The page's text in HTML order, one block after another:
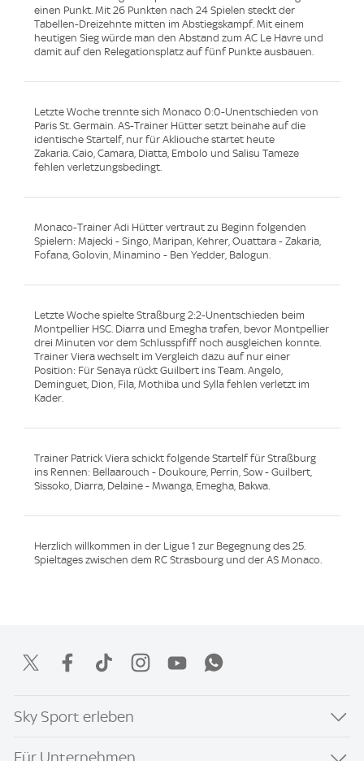
einen Punkt. Mit 26 Punkten nach 24 Spielen steckt der
Tabellen-Dreizehnte mitten im Abstiegskampf. Mit einem
heutigen Sieg würde man den Abstand zum AC Le Havre und
damit auf den Relegationsplatz auf fünf Punkte ausbauen.
Letzte Woche trennte sich Monaco 0:0-Unentschieden von
Paris St. Germain. AS-Trainer Hütter setzt beinahe auf die
identische Startelf, nur für Akliouche startet heute
Zakaria. Caio, Camara, Diatta, Embolo und Salisu Tameze
fehlen verletzungsbedingt.
Monaco-Trainer Adi Hütter vertraut zu Beginn folgenden
Spielern: Majecki - Singo, Maripan, Kehrer, Ouattara - Zakaria,
Fofana, Golovin, Minamino - Ben Yedder, Balogun.
Letzte Woche spielte Straßburg 2:2-Unentschieden beim
Montpellier HSC. Diarra und Emegha trafen, bevor Montpellier
drei Minuten vor dem Schlusspfiff noch ausgleichen konnte.
Trainer Viera wechselt im Vergleich dazu auf nur einer
Position: Für Senaya rückt Guilbert ins Team. Angelo,
Deminguet, Dion, Fila, Mothiba und Sylla fehlen verletzt im
Kader.
Trainer Patrick Viera schickt folgende Startelf für Straßburg
ins Rennen: Bellaarouch - Doukoure, Perrin, Sow - Guilbert,
Sissoko, Diarra, Delaine - Mwanga, Emegha, Bakwa.
Herzlich willkommen in der Ligue 1 zur Begegnung des 25.
Spieltages zwischen dem RC Strasbourg und der AS Monaco.
Sky Sport erleben